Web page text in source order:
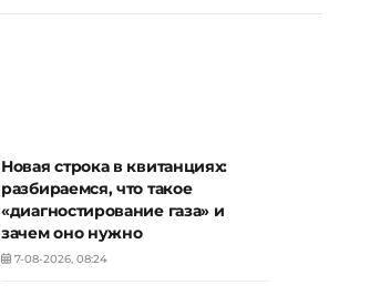
Новая строка в квитанциях:
разбираемся, что такое
«диагностирование газа» и
зачем оно нужно
7-08-2026, 08:24